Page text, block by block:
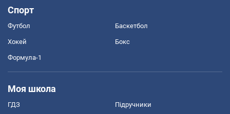
Спорт
Футбол Баскетбол
Хокей Бокс
Формула-1
Моя школа
ГДЗ Підручники